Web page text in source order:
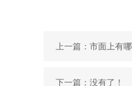
上一篇： 市面上有
下一篇：没有了！